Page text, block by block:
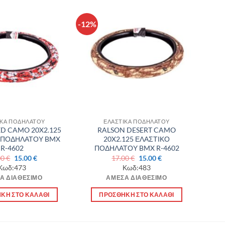
επιθυμιών
ΠΟΔΗΛΑΤΟΥ
CAMO 20X2.125
BMX
R-4602
€ Original
price
was:
17.00 €.
15.00€Η
είναι:
15.00 €.
ΔΙΑΘΈΣΙΜΟ
ΣΤΟ ΚΑΛΆΘΙ
-12%
στην λίστα
επιθυμιών
ΕΛΑΣΤΙΚΑ ΠΟΔΗΛΑΤΟΥ
RALSON DESERT CAMO
20X2.125 ΕΛΑΣΤΙΚΟ
ΠΟΔΗΛΑΤΟΥ BMX R-4602
17.00€ Original
price
was:
17.00 €.
15.00€Η
είναι:
15.00 €.
Κωδ:483
ΆΜΕΣΑ ΔΙΑΘΈΣΙΜΟ
ΠΡΟΣΘΉΚΗ ΣΤΟ ΚΑΛΆΘΙ